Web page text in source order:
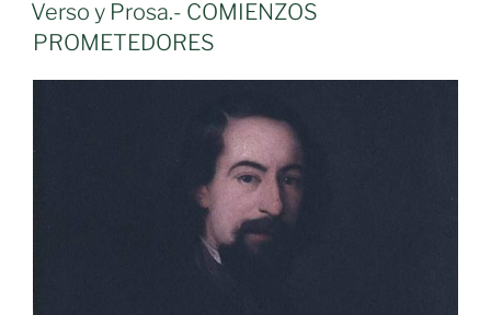
VERDAD
NO,
VERDAD…”»
Verso y Prosa.- COMIENZOS
PROMETEDORES